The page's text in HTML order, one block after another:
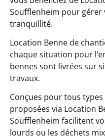
Soufflenheim pour gérer
tranquillité.
Location Benne de
chaque situation pour
bennes sont livrées sur
travaux.
Conçues pour tous
proposées via Location
Soufflenheim facilitent
lourds ou les déchets